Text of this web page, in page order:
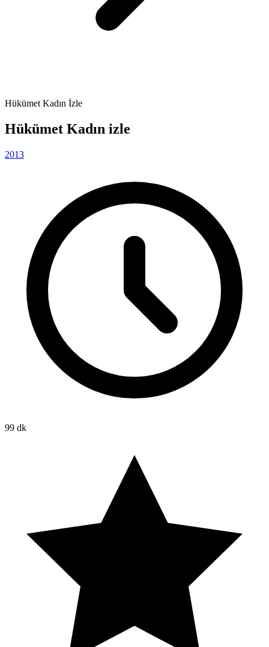
Hükümet Kadın İzle
Hükümet Kadın izle
2013
99 dk